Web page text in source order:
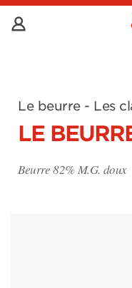
Le beurre - Les
LE
Beurre 82% M.G. doux